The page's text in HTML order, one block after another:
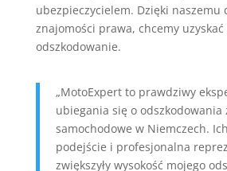
ubezpieczycielem. Dzięki naszemu
znajomości prawa, chcemy uzyskać
odszkodowanie.
„MotoExpert to prawdziwy
ubiegania się o odszkodowania
samochodowe w Niemczech.
podejście i profesjonalna
zwiększyły wysokość mojego